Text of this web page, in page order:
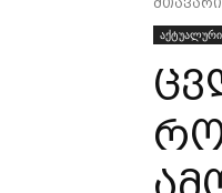
მთავარი